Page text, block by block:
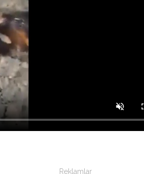
Reklamlar